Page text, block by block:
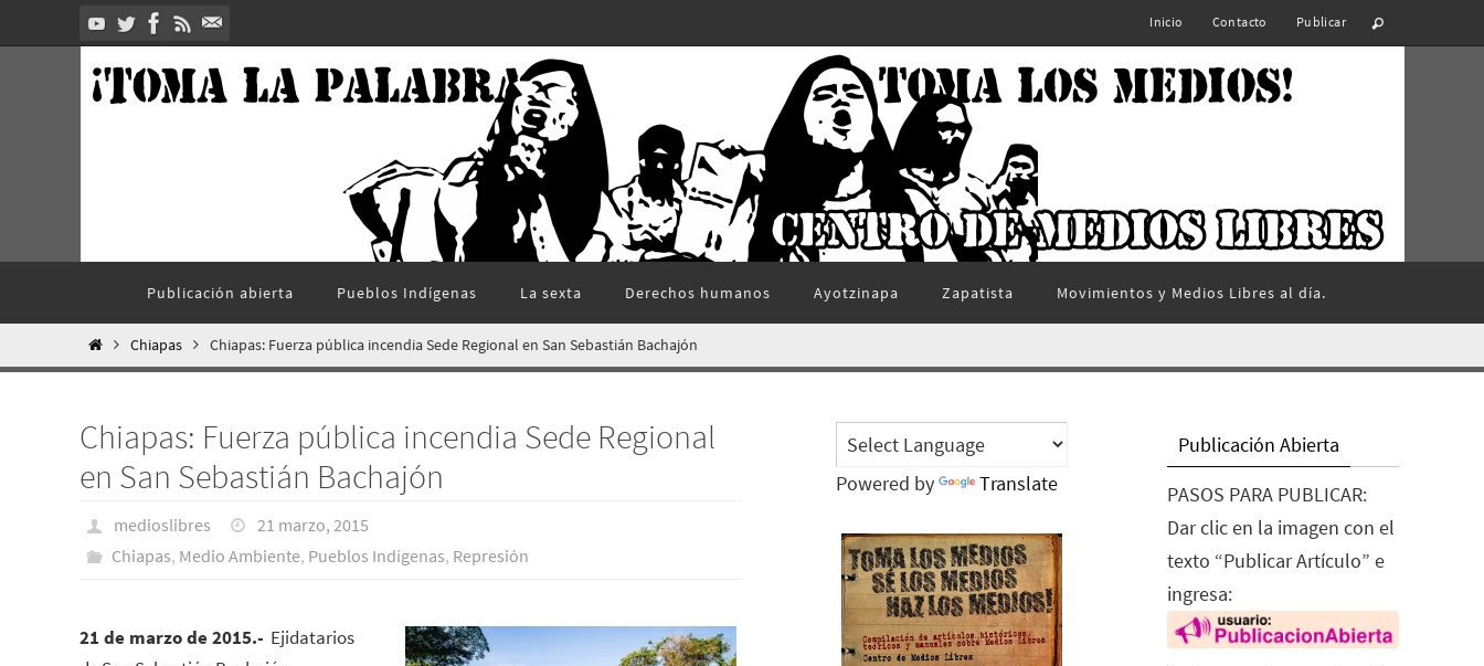
al
Inicio Contacto Publicar
contenido
Publicación abierta Pueblos Indí­genas La sexta Derechos humanos Ayotzinapa Zapatista Movimientos y Medios Libres al día.
InicioChiapas Chiapas: Fuerza pública incendia Sede Regional en San Sebastián Bachajón
Chiapas: Fuerza pública incendia Sede Regional
en San Sebastián Bachajón
medioslibres
21 marzo, 2015
Chiapas, Medio Ambiente, Pueblos Indí­genas, Represión
21 de marzo de 2015.- Ejidatarios
Powered by Translate
Publicación Abierta
PASOS PARA PUBLICAR:
Dar clic en la imagen con el
texto “Publicar Artículo” e
ingresa: